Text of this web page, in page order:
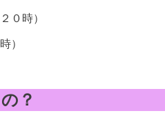
０時）
）
？